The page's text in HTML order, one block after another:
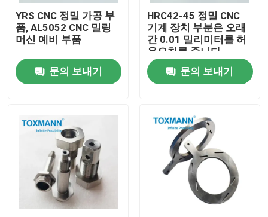
품질 관리
연락주세요
경우
정밀 기계화 부분
CNC 기계 가공품
YRS CNC 정밀 가공 부
품, AL5052 CNC 밀링
머신 예비 부품
문의 보내기
HRC42-45 정밀 CNC
기계 장치 부분은 오래
간 0.01 밀리미터를 허
용오차를 줍니다
문의 보내기